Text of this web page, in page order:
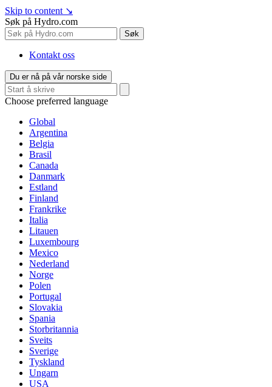
Skip to content ↘
Søk på Hydro.com
Søk
Kontakt oss
Du er nå på vår norske side
Choose preferred language
Global
Argentina
Belgia
Brasil
Canada
Danmark
Estland
Finland
Frankrike
Italia
Litauen
Luxembourg
Mexico
Nederland
Norge
Polen
Portugal
Slovakia
Spania
Storbritannia
Sveits
Sverige
Tyskland
Ungarn
USA